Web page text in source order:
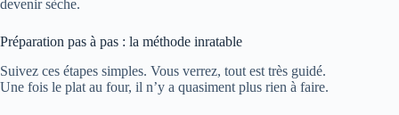
devenir sèche.
Préparation pas à pas : la méthode inratable
Suivez ces étapes simples. Vous verrez, tout est très guidé.
Une fois le plat au four, il n’y a quasiment plus rien à faire.